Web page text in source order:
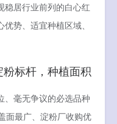
稳居行业前列的白心红
势、适宜种植区域、
标杆，种植面积
、毫无争议的必选品种
面最广、淀粉厂收购优